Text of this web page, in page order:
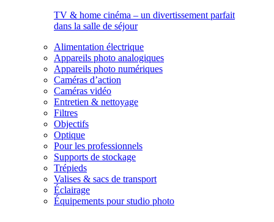
TV & home cinéma – un divertissement parfait
dans la salle de séjour
Alimentation électrique
Appareils photo analogiques
Appareils photo numériques
Caméras d’action
Caméras vidéo
Entretien & nettoyage
Filtres
Objectifs
Optique
Pour les professionnels
Supports de stockage
Trépieds
Valises & sacs de transport
Éclairage
Équipements pour studio photo